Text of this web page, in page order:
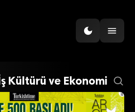
Kültürü ve Ekonomi